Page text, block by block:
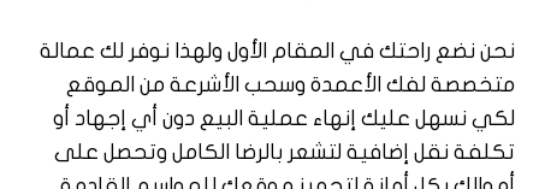
نحن نضع راحتك في المقام الأول ولهذا نوفر لك عمالة
متخصصة لفك الأعمدة وسحب الأشرعة من الموقع
لكي نسهل عليك إنهاء عملية البيع دون أي إجهاد أو
تكلفة نقل إضافية لتشعر بالرضا الكامل وتحصل على